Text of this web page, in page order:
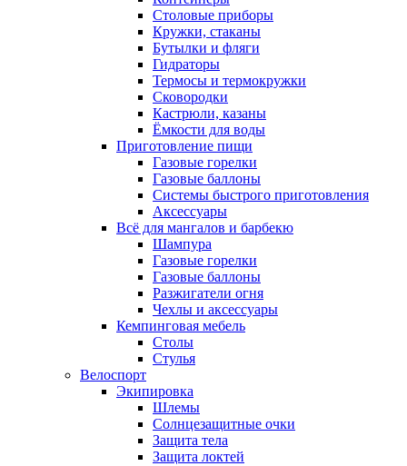
Столовые приборы
Кружки, стаканы
Бутылки и фляги
Гидраторы
Термосы и термокружки
Сковородки
Кастрюли, казаны
Ёмкости для воды
Приготовление пищи
Газовые горелки
Газовые баллоны
Системы быстрого приготовления
Аксессуары
Всё для мангалов и барбекю
Шампура
Газовые горелки
Газовые баллоны
Разжигатели огня
Чехлы и аксессуары
Кемпинговая мебель
Столы
Стулья
Велоспорт
Экипировка
Шлемы
Солнцезащитные очки
Защита тела
Защита локтей